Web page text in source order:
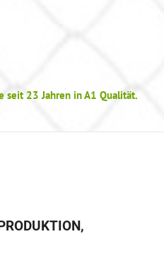
seit 23 Jahren in A1 Qualität.